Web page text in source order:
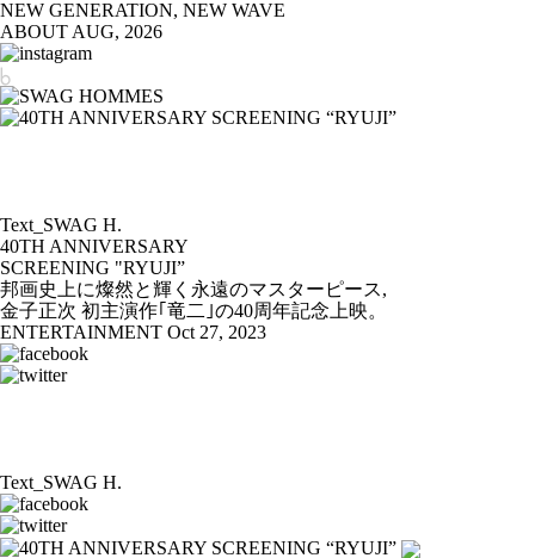
NEW GENERATION, NEW WAVE
ABOUT AUG, 2026
Text_SWAG H.
40TH ANNIVERSARY
SCREENING "RYUJI”
邦画史上に燦然と輝く永遠のマスターピース,
金子正次 初主演作｢竜二｣の40周年記念上映。
ENTERTAINMENT Oct 27, 2023
Text_SWAG H.